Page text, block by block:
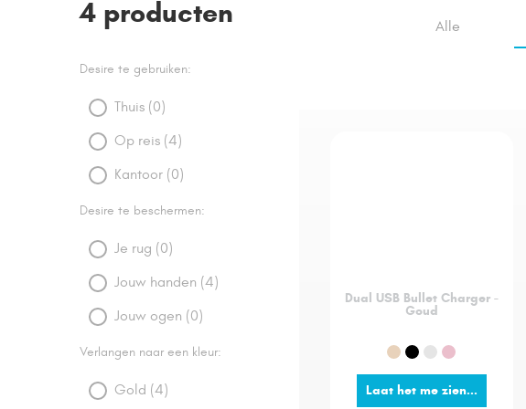
4 producten
Desire te gebruiken:
Thuis (0)
Op reis (4)
Kantoor (0)
Desire te beschermen:
Je rug (0)
Jouw handen (4)
Jouw ogen (0)
Verlangen naar een kleur:
Gold (4)
Alle
Dual USB Bullet Charger -
Goud
Laat het me zien...